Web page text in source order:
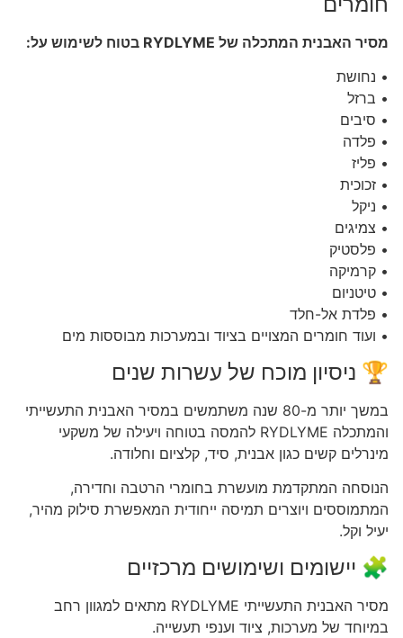
מסיר האבנית המתכלה של RYDLYME בטוח לשימוש על:
• נחושת
• ברזל
• סיבים
• פלדה
• פליז
• זכוכית
• ניקל
• צמיגים
• פלסטיק
• קרמיקה
• טיטניום
• פלדת אל-חלד
• ועוד חומרים המצויים בציוד ובמערכות מבוססות מים
🏆 ניסיון מוכח של עשרות שנים
במשך יותר מ-80 שנה משתמשים במסיר האבנית התעשייתי
והמתכלה RYDLYME להמסה בטוחה ויעילה של משקעי
מינרלים קשים כגון אבנית, סיד, קלציום וחלודה.
הנוסחה המתקדמת מועשרת בחומרי הרטבה וחדירה,
המתמוססים ויוצרים תמיסה ייחודית המאפשרת סילוק מהיר,
יעיל וקל.
🧩 יישומים ושימושים מרכזיים
מסיר האבנית התעשייתי RYDLYME מתאים למגוון רחב
במיוחד של מערכות, ציוד וענפי תעשייה.